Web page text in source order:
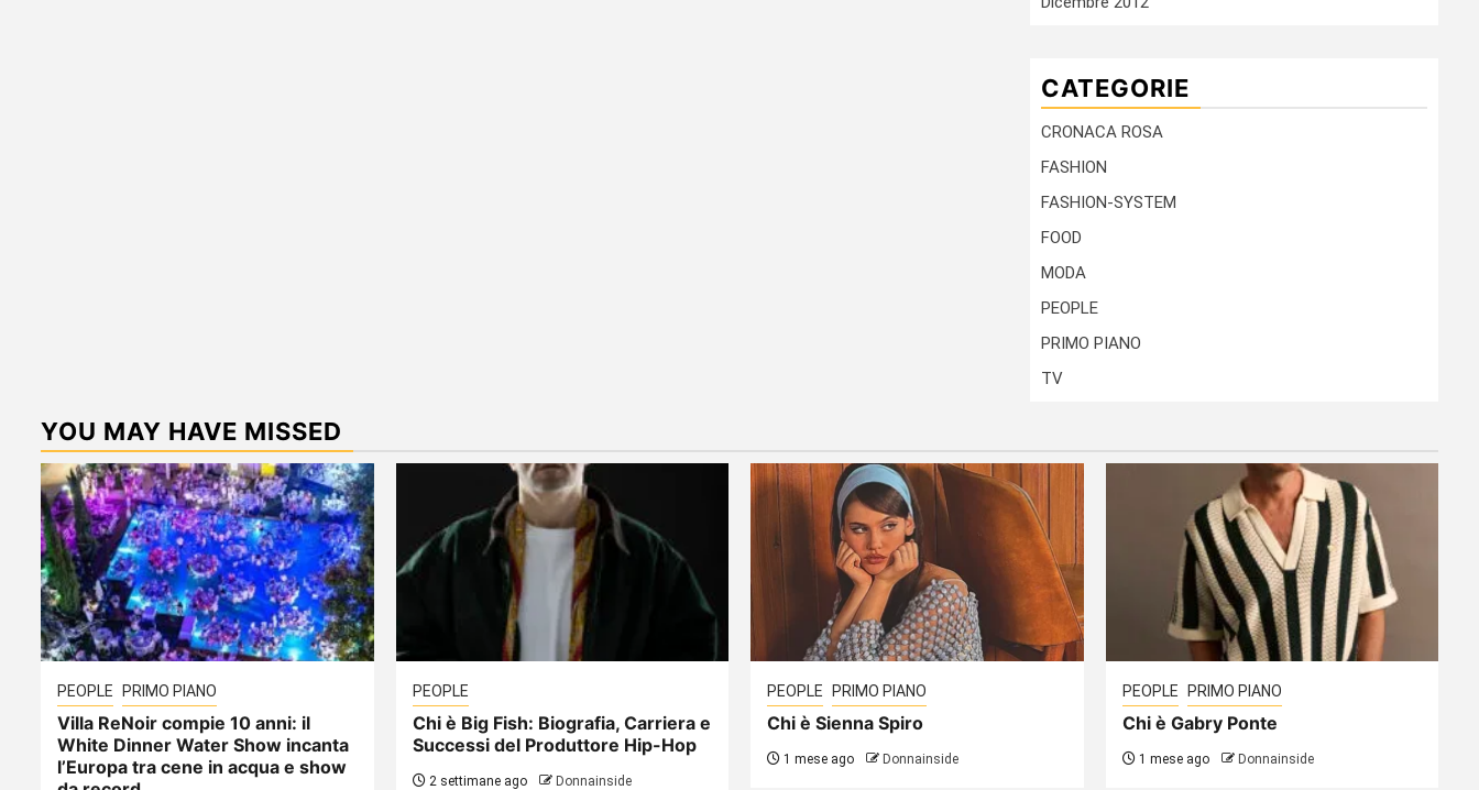
CATEGORIE
CRONACA ROSA
FASHION
FASHION-SYSTEM
FOOD
MODA
PEOPLE
PRIMO PIANO
TV
YOU MAY HAVE MISSED
PEOPLE PRIMO PIANO
Villa ReNoir compie 10 anni: il
White Dinner Water Show incanta
l’Europa tra cene in acqua e show
PEOPLE
Chi è Big Fish: Biografia, Carriera e
Successi del Produttore Hip-Hop
2 settimane ago Donnainside
PEOPLE PRIMO PIANO
Chi è Sienna Spiro
1 mese ago Donnainside
PEOPLE PRIMO PIANO
Chi è Gabry Ponte
1 mese ago Donnainside